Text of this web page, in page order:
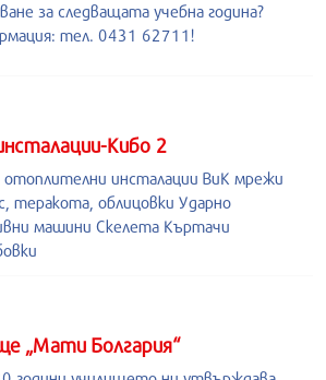
за следващата учебна година?
тел. 0431 62711!
Кибо 2
отоплителни инсталации ВиК мрежи
теракота, облицовки Ударно
машини Скелета Къртачи
„Мати Болгария“